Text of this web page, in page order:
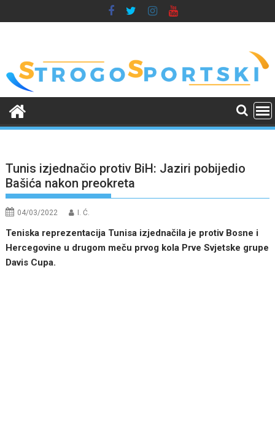
to
Tunis izjednačio protiv BiH: Jaziri pobijedio
Bašića nakon preokreta
04/03/2022 I. Ć.
Teniska reprezentacija Tunisa izjednačila je protiv Bosne i
Hercegovine u drugom meču prvog kola Prve Svjetske grupe
Davis Cupa.